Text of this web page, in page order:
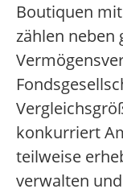
Boutiquen
zählen neben
konkurriert
teilweise
verwalten